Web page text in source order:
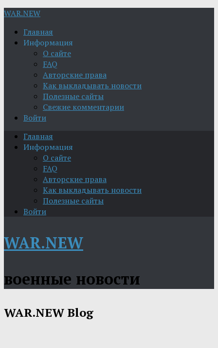
WAR.NEW
Главная
Информация
О сайте
FAQ
Авторские права
Как выкладывать новости
Полезные сайты
Свежие комментарии
Войти
Главная
Информация
О сайте
FAQ
Авторские права
Как выкладывать новости
Полезные сайты
Войти
WAR.NEW
военные новости
WAR.NEW Blog